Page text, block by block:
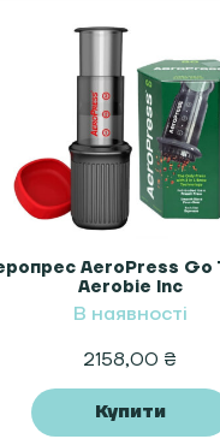
AeroPress Go
Aerobie Inc
В наявності
2158,00 ₴
Купити